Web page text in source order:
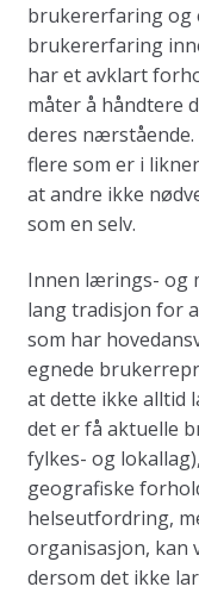
brukererfaring og
brukererfaring
har et avklart
måter å håndtere
deres nærstående.
flere som er i
at andre ikke
som en selv.
Innen lærings- og
lang tradisjon for
som har
egnede
at dette ikke alltid
det er få aktuelle
fylkes- og
geografiske
helseutfordring,
organisasjon, kan
dersom det ikke